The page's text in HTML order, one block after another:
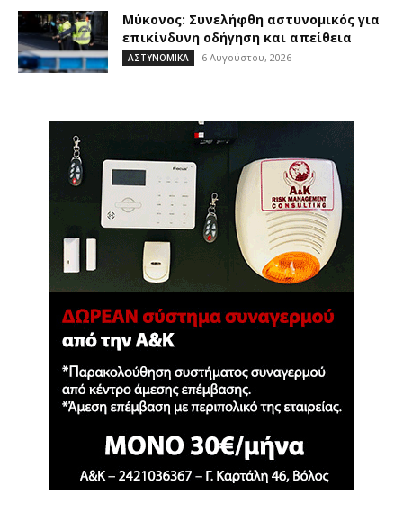
Μύκονος: Συνελήφθη αστυνομικός για
επικίνδυνη οδήγηση και απείθεια
ΑΣΤΥΝΟΜΙΚΑ 6 Αυγούστου, 2026